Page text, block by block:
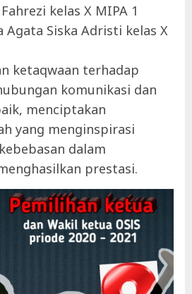
kelas X MIPA 1
Agata Siska Adristi kelas X
ketaqwaan terhadap
komunikasi dan
menciptakan
yang menginspirasi
dalam
prestasi.